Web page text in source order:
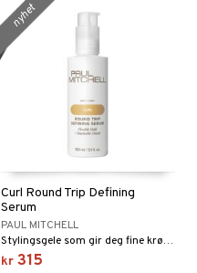
Curl Round Trip Defining
Serum
PAUL MITCHELL
Stylingsgele som gir deg fine krøller som holder hele dagen.
kr 315
nyhet